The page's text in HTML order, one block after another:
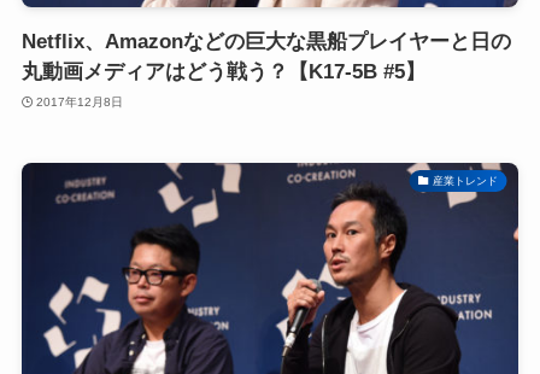
Netflix、Amazonなどの巨大な黒船プレイヤーと日の
丸動画メディアはどう戦う？【K17-5B #5】
2017年12月8日
産業トレンド